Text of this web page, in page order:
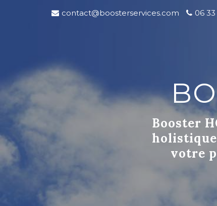
contact@boosterservices.com 06
Booster
votre